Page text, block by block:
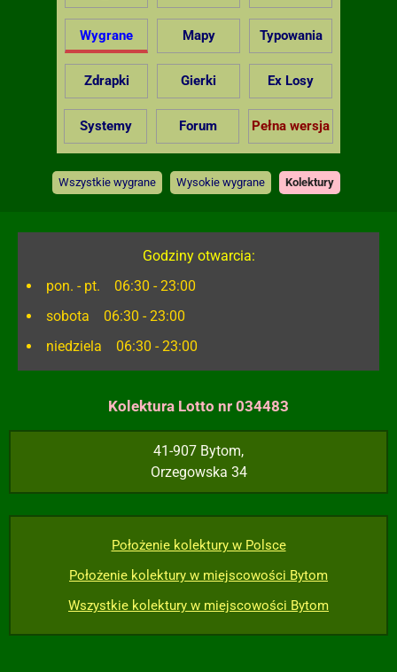
Wygrane Mapy Typowania
Zdrapki Gierki Ex Losy
Systemy Forum Pełna wersja
Wszystkie wygrane Wysokie wygrane Kolektury
Godziny otwarcia:
pon. - pt. 06:30 - 23:00
sobota 06:30 - 23:00
niedziela 06:30 - 23:00
Kolektura Lotto nr 034483
41-907 Bytom,
Orzegowska 34
Położenie kolektury w Polsce
Położenie kolektury w miejscowości Bytom
Wszystkie kolektury w miejscowości Bytom